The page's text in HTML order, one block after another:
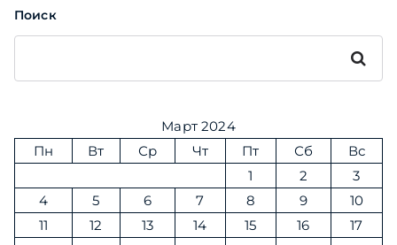
Поиск
Поиск
Март 2024
Пн
Вт Ср Чт Пт Сб
Вс
1
2
3
4
5 6 7 8 9
10
11
12 13 14 15 16
17